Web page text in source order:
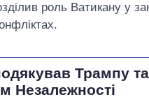
роль Ватикану у
Трампу
Незалежності